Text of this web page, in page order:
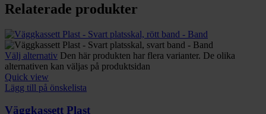
Relaterade produkter
Välj alternativ Den här produkten har flera varianter. De olika
alternativen kan väljas på produktsidan
Quick view
Lägg till på önskelista
Väggkassett Plast